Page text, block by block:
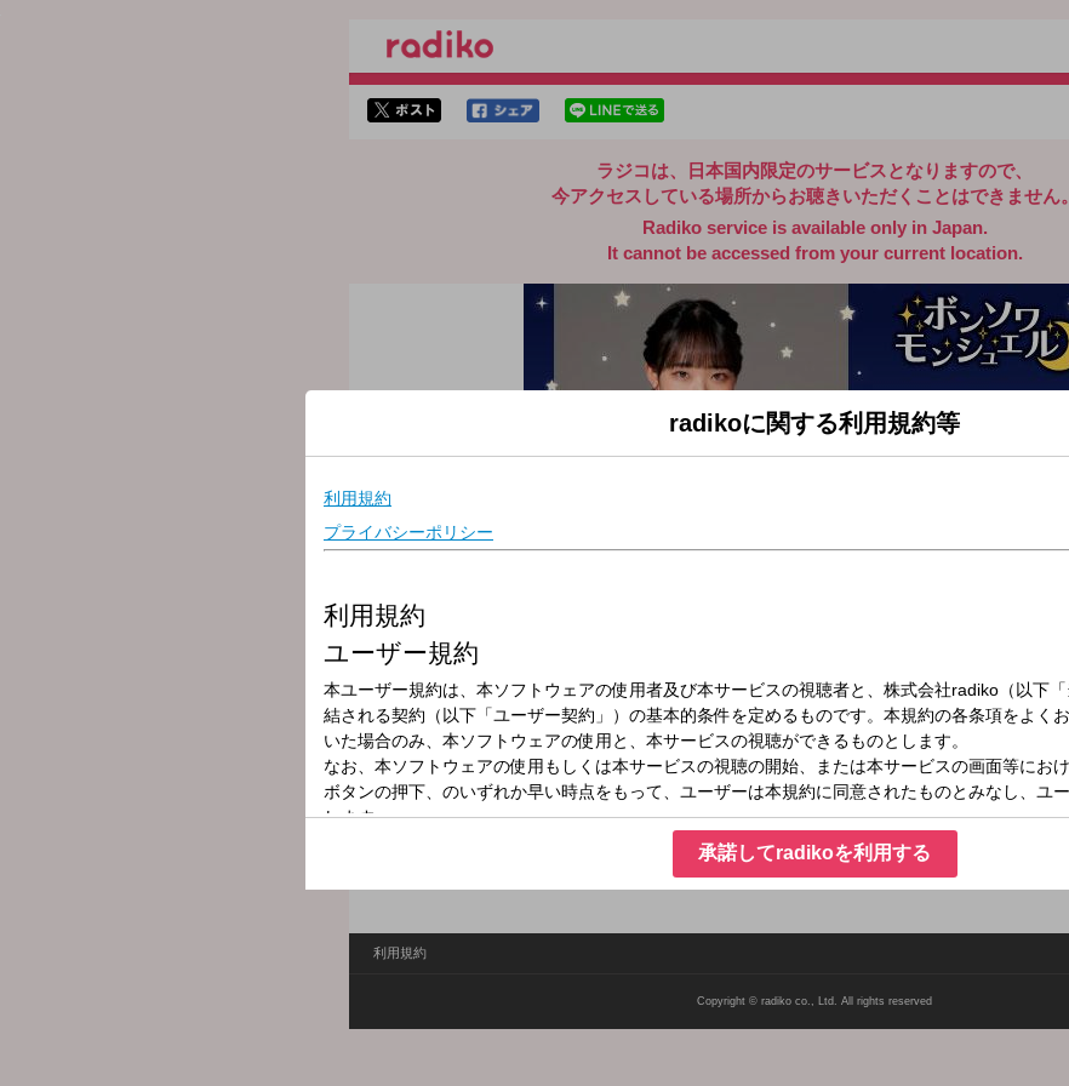
ラジコは、日本国内限定のサービスとなりますので、
今アクセスしている場所からお聴きいただくことはできません。
Radiko service is available only in Japan.
It cannot be accessed from your current location.
放送局
放送時間
2025年6月22日（日）24:30～25:00
番組名
Juice ＝Juice 入江里咲のスマイルボンソワ
等身大トークでみんなスマイル！元気を届けるアイドルタイム！ メール：smile@stv.jp
利用規約
Copyright © radiko co., Ltd. All rights reserved
radikoに関する利用規約等
承諾してradikoを利用する